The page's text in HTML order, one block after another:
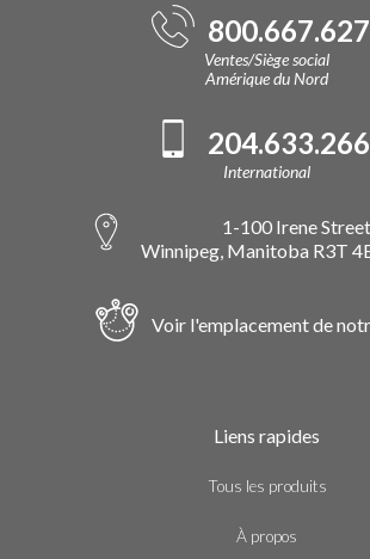
Ventes/Siège social
Amérique du Nord
International
1-100 Irene Street
Winnipeg, Manitoba R3T
Voir l'emplacement de
Liens rapides
Tous les produits
À propos